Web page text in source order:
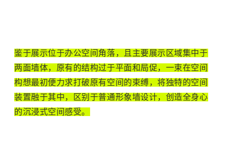
鉴于展示位于办公空间角落，且主要展示区域集中于
两面墙体，原有的结构过于平面和局促，一束在空间
构想最初便力求打破原有空间的束缚，将独特的空间
装置融于其中，区别于普通形象墙设计，创造全身心
的沉浸式空间感受。